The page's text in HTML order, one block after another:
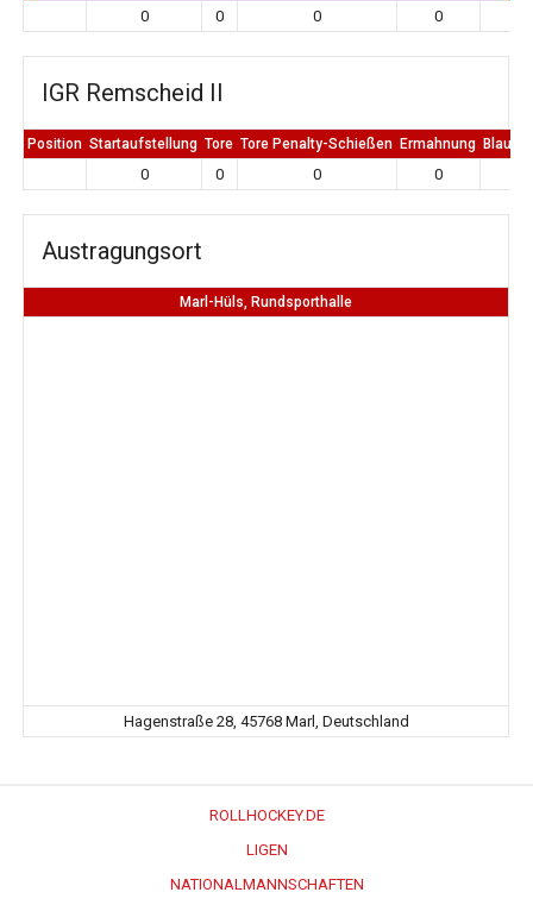
0 0 0 0
IGR Remscheid II
Position Startaufstellung Tore Tore Penalty-Schießen Ermahnung Blaue
0 0 0 0
Austragungsort
Marl-Hüls, Rundsporthalle
Hagenstraße 28, 45768 Marl, Deutschland
ROLLHOCKEY.DE
LIGEN
NATIONALMANNSCHAFTEN